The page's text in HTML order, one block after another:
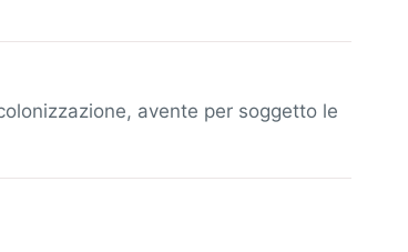
avente per soggetto le